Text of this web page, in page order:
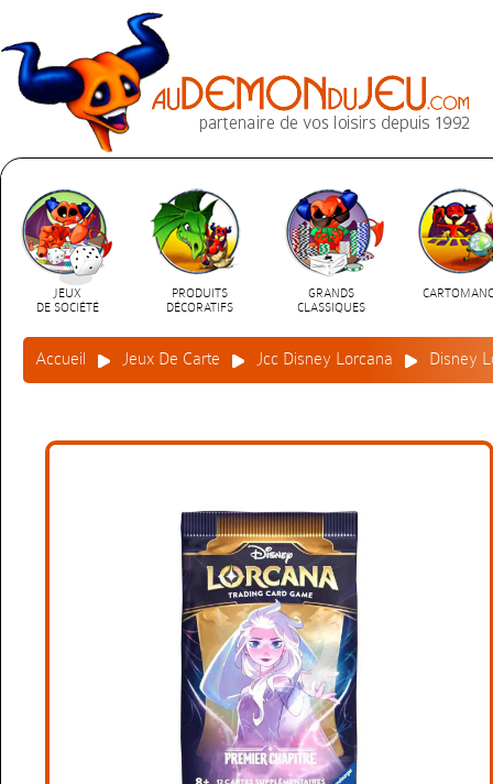
JEUX
DE SOCIÉTÉ
PRODUITS
DÉCORATIFS
GRANDS
CLASSIQUES
Accueil Jeux De Carte Jcc Disney Lorcana Disney